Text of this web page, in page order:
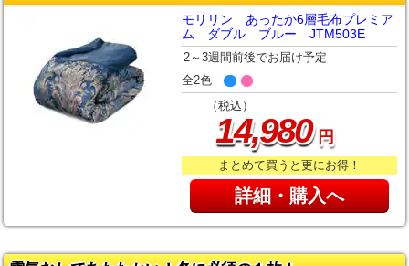
モリリン あったか6層毛布プレミア
ム ダブル ブルー JTM503E
2～3週間前後でお届け予定
全2色
（税込）
14,980円
まとめて買うと更にお得！
詳細・購入へ